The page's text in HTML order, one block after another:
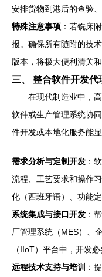
安排货物到港后的查验
特殊注意事项 ：若铣床
报。确保所有随附的技
版本，将极大便利清关和
三、 整合软件开发
在现代制造业中，
软件或生产管理系统协
件开发或本地化服务能
需求分析与定制开发 ：
流程、工艺要求和操作
化（西班牙语）、功能
系统集成与接口开发 ：
厂管理系统（MES）、
（IIoT）平台中，开发
远程技术支持与培训
：